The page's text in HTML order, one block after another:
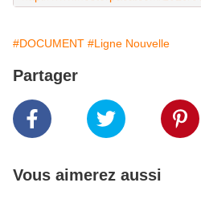
#DOCUMENT #Ligne Nouvelle
Partager
Vous aimerez aussi